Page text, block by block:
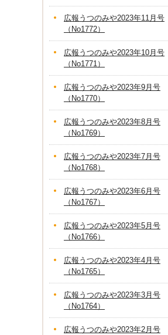
広報うつのみや2023年11月号
（No1772）
広報うつのみや2023年10月号
（No1771）
広報うつのみや2023年9月号
（No1770）
広報うつのみや2023年8月号
（No1769）
広報うつのみや2023年7月号
（No1768）
広報うつのみや2023年6月号
（No1767）
広報うつのみや2023年5月号
（No1766）
広報うつのみや2023年4月号
（No1765）
広報うつのみや2023年3月号
（No1764）
広報うつのみや2023年2月号